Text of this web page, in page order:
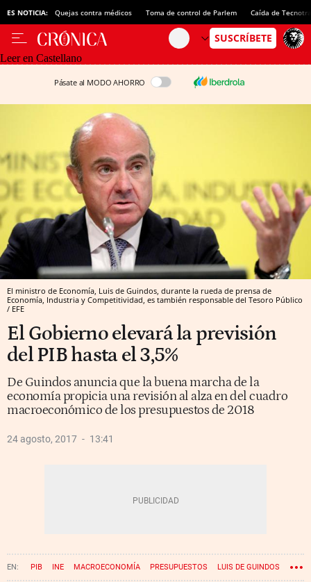
ES NOTICIA: Quejas contra médicos Toma de control de Parlem Caída de
Leer en Castellano
Pásate al MODO AHORRO
El ministro de Economía, Luis de Guindos, durante la rueda de prensa de
Economía, Industria y Competitividad, es también responsable del Tesoro Público
/ EFE
El Gobierno elevará la previsión
del PIB hasta el 3,5%
De Guindos anuncia que la buena marcha de la
economía propicia una revisión al alza en del cuadro
macroeconómico de los presupuestos de 2018
24 agosto, 2017 13:41
PIB INE MACROECONOMÍA PRESUPUESTOS LUIS DE GUINDOS